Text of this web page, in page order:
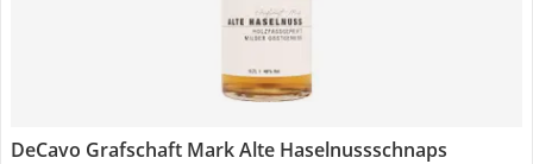
DeCavo Grafschaft Mark Alte Haselnussschnaps